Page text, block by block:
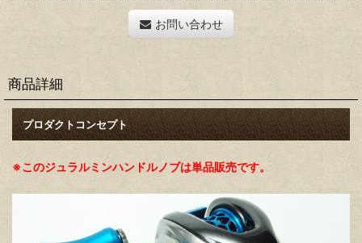
お問い合わせ
商品詳細
プロダクトコンセプト
※このジュラルミンハンドルノブは単品販売です。